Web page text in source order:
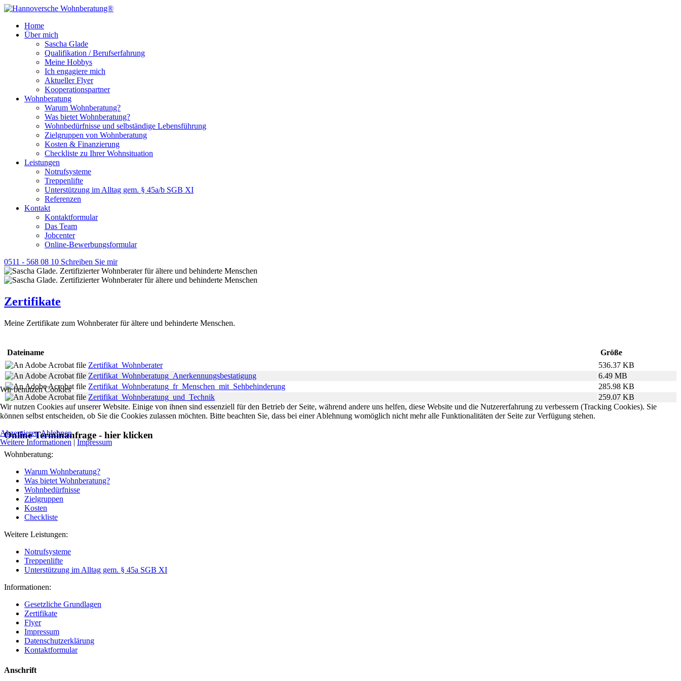
Home
Über mich
Sascha Glade
Qualifikation / Berufserfahrung
Meine Hobbys
Ich engagiere mich
Aktueller Flyer
Kooperationspartner
Wohnberatung
Warum Wohnberatung?
Was bietet Wohnberatung?
Wohnbedürfnisse und selbständige Lebensführung
Zielgruppen von Wohnberatung
Kosten & Finanzierung
Checkliste zu Ihrer Wohnsituation
Leistungen
Notrufsysteme
Treppenlifte
Unterstützung im Alltag gem. § 45a/b SGB XI
Referenzen
Kontakt
Kontaktformular
Das Team
Jobcenter
Online-Bewerbungsformular
0511 - 568 08 10 Schreiben Sie mir
Zertifikate
Meine Zertifikate zum Wohnberater für ältere und behinderte Menschen.
Dateiname
Größe
Zertifikat_Wohnberater
536.37 KB
Zertifikat_Wohnberatung_Anerkennungsbestatigung
6.49 MB
Zertifikat_Wohnberatung_fr_Menschen_mit_Sehbehinderung
285.98 KB
Zertifikat_Wohnberatung_und_Technik
259.07 KB
Online Terminanfrage - hier klicken
Wohnberatung:
Warum Wohnberatung?
Was bietet Wohnberatung?
Wohnbedürfnisse
Zielgruppen
Kosten
Checkliste
Weitere Leistungen:
Notrufsysteme
Treppenlifte
Unterstützung im Alltag gem. § 45a SGB XI
Informationen:
Gesetzliche Grundlagen
Zertifikate
Flyer
Impressum
Datenschutzerklärung
Kontaktformular
Anschrift
Wir benutzen Cookies
Wir nutzen Cookies auf unserer Website. Einige von ihnen sind essenziell für den Betrieb der Seite, während andere uns helfen, diese Website und die Nutzererfahrung zu verbessern (Tracking Cookies). Sie
können selbst entscheiden, ob Sie die Cookies zulassen möchten. Bitte beachten Sie, dass bei einer Ablehnung womöglich nicht mehr alle Funktionalitäten der Seite zur Verfügung stehen.
AkzeptierenAblehnen
Weitere Informationen | Impressum